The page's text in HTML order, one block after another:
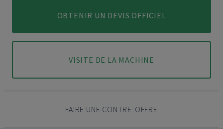
OBTENIR UN DEVIS OFFICIEL
VISITE DE LA MACHINE
FAIRE UNE CONTRE-OFFRE